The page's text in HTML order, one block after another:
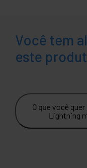
Você tem
este
O que você
Lightning